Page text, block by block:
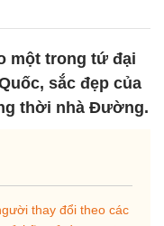
một trong tứ đại
sắc đẹp của
thời nhà Đường.
thay đổi theo các